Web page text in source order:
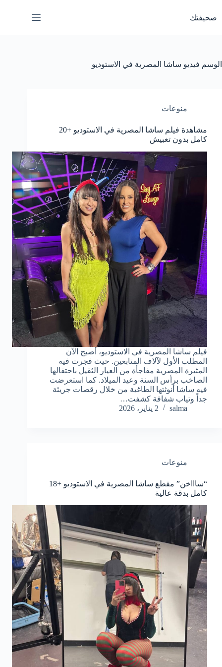
المحتوى
صحيفتك
الوسم فيديو ساشا المصرية في الاستوديو
منوعات
مشاهدة فيلم ساشا المصرية في الاستوديو +20
كامل بدون تغبيش
فيلم ساشا المصرية في الاستوديو، أصبح الآن
المطلب الأول لآلاف المتابعين. حيث فجرت فيه
المثيرة المصرية مفاجأة من العيار الثقيل باحتفالها
الصاخب برأس السنة وعيد الميلاد. كما استعرضت
فيه ساشا أنوثتها الطاغية من خلال رقصات جريئة
جداً وتياب شفافة كشفت…
salma
2 يناير، 2026
منوعات
“ساااخن” مقطع ساشا المصرية في الاستوديو +18
كامل بدقة عالية